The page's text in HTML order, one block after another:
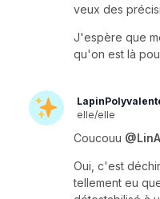
veux des
J'espère que
qu'on est là
elle/elle
Coucouu
Oui, c'est
tellement eu